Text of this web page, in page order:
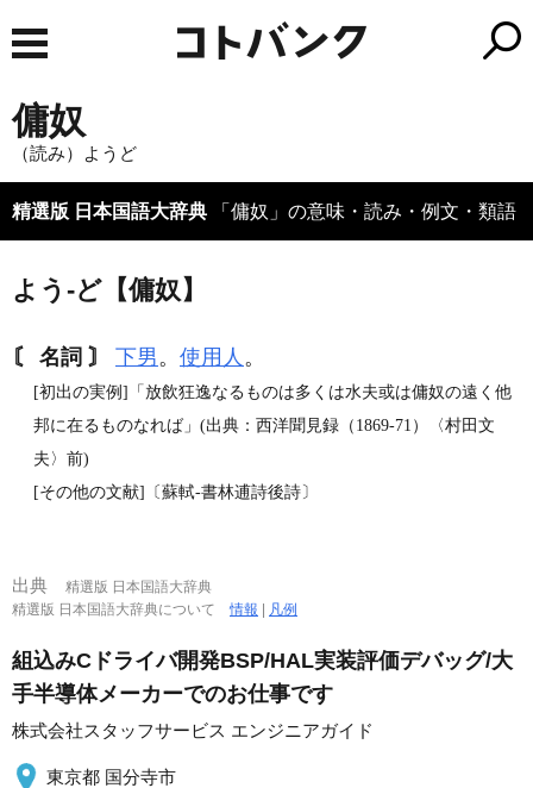
傭奴
（読み）ようど
精選版 日本国語大辞典 「傭奴」の意味・読み・例文・類語
よう‐ど【傭奴】
〘 名詞 〙 下男。 使用人 。
[初出の実例]「放飲狂逸なるものは多くは水夫或は傭奴の遠く他
邦に在るものなれば」(出典：西洋聞見録（1869‐71）〈村田文
夫〉前)
[その他の文献]〔蘇軾‐書林逋詩後詩〕
出典
精選版 日本国語大辞典
精選版 日本国語大辞典について情報 凡例
組込みCドライバ開発BSP/HAL実装評価デバッグ/大
手半導体メーカーでのお仕事です
株式会社スタッフサービス エンジニアガイド
東京都 国分寺市